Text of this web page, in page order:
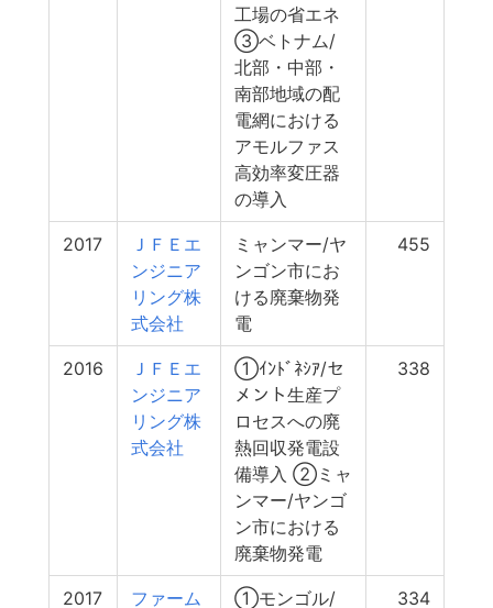
工場の省エネ
③ベトナム/
北部・中部・
南部地域の配
電網における
アモルファス
高効率変圧器
の導入
2017
ＪＦＥエ
ンジニア
リング株
式会社
ミャンマー/ヤ
ンゴン市にお
ける廃棄物発
電
455
2016
ＪＦＥエ
ンジニア
リング株
式会社
①ｲﾝﾄﾞﾈｼｱ/セ
メント生産プ
ロセスへの廃
熱回収発電設
備導入 ②ミャ
ンマー/ヤンゴ
ン市における
廃棄物発電
338
2017 ファーム ①モンゴル/ 334